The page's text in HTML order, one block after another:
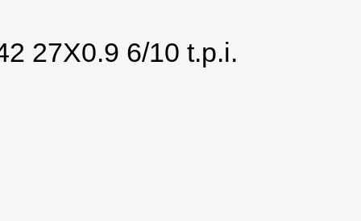
27X0.9 6/10 t.p.i.